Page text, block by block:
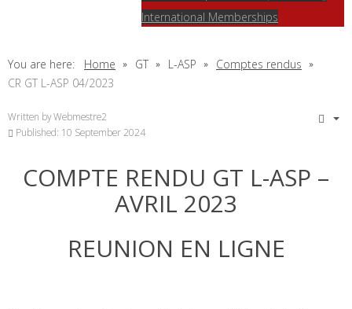
International Memberships
You are here: Home GT L-ASP
Comptes rendus
CR GT L-ASP 04/2023
Written byWebmestre2
Published: 10 September 2024
COMPTE RENDU GT L-ASP –
AVRIL 2023
REUNION EN LIGNE